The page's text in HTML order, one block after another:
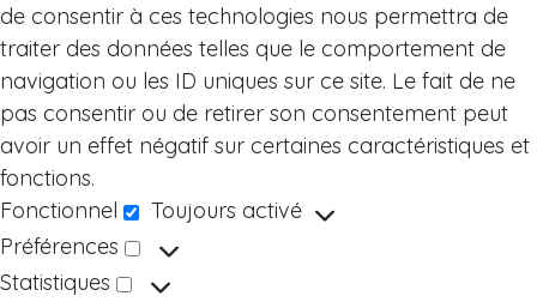
de consentir à ces technologies nous permettra de
traiter des données telles que le comportement de
navigation ou les ID uniques sur ce site. Le fait de ne
pas consentir ou de retirer son consentement peut
avoir un effet négatif sur certaines caractéristiques et
fonctions.
Fonctionnel
Toujours activé
Préférences
Statistiques